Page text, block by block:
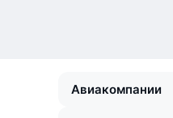
Авиакомпании